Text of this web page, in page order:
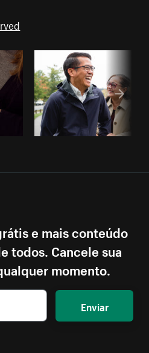
e mais conteúdo
todos. Cancele sua
momento.
Enviar